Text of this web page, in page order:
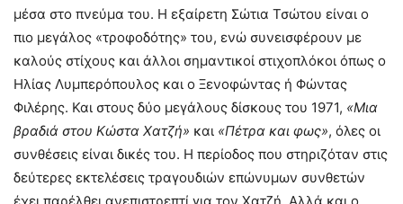
μέσα στο πνεύμα του. Η εξαίρετη Σώτια Τσώτου είναι ο
πιο μεγάλος «τροφοδότης» του, ενώ συνεισφέρουν με
καλούς στίχους και άλλοι σημαντικοί στιχοπλόκοι όπως ο
Ηλίας Λυμπερόπουλος και ο Ξενοφώντας ή Φώντας
Φιλέρης. Και στους δύο μεγάλους δίσκους του 1971, «Μια
βραδιά στου Κώστα Χατζή» και «Πέτρα και φως», όλες οι
συνθέσεις είναι δικές του. Η περίοδος που στηριζόταν στις
δεύτερες εκτελέσεις τραγουδιών επώνυμων συνθετών